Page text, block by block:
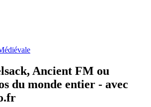
Ancient FM ou
du monde entier - avec